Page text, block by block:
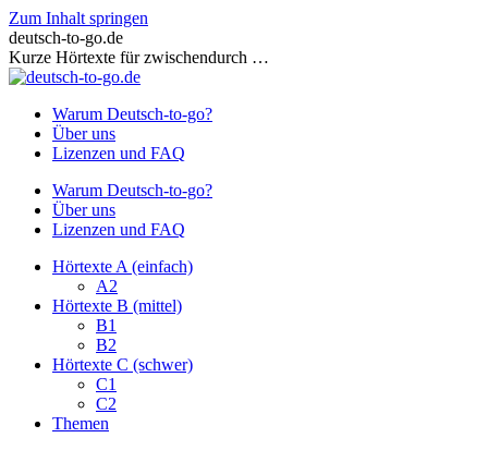
Zum Inhalt springen
deutsch-to-go.de
Kurze Hörtexte für zwischendurch …
Warum Deutsch-to-go?
Über uns
Lizenzen und FAQ
Warum Deutsch-to-go?
Über uns
Lizenzen und FAQ
Hörtexte A (einfach)
A2
Hörtexte B (mittel)
B1
B2
Hörtexte C (schwer)
C1
C2
Themen